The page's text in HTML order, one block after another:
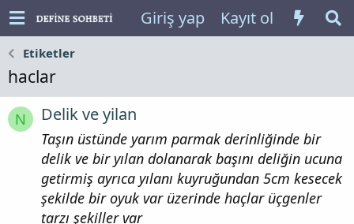
Giriş yap Kayıt ol
Etiketler
haclar
N Delik ve yilan
Taşın üstünde yarım parmak derinliğinde bir
delik ve bir yılan dolanarak başını deliğin ucuna
getirmiş ayrıca yılanı kuyruğundan 5cm kesecek
şekilde bir oyuk var üzerinde haçlar üçgenler
tarzı şekiller var